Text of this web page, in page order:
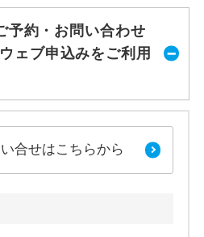
予約・お問い合わせ
ェブ申込みをご利用
合せはこちらから